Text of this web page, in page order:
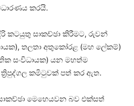
කරයි.
කටයුතු සාකච්ඡා කිරීමට, රුවන්
තලතා අතුකෝරළ (මහ ලේකම්)
සංවිධායක) යන මහත්ම
කමිටුවක් පත් කර ඇත.
මෙහෙයවන බව එක්සත්